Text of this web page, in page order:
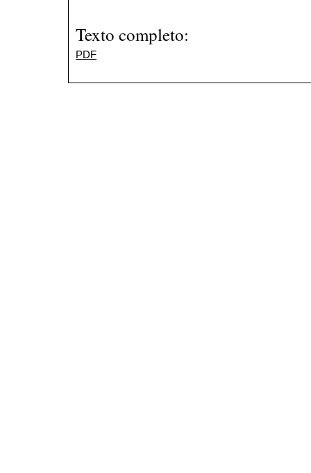
Texto completo:
PDF